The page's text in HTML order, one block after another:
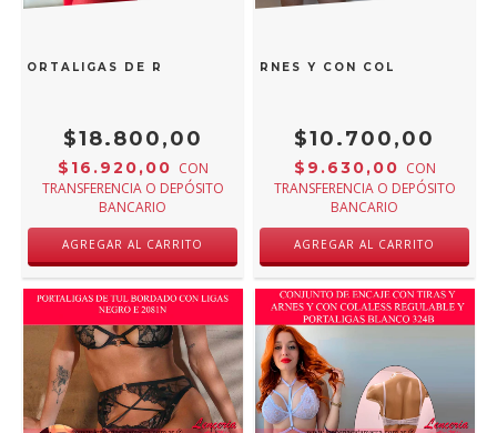
PORTALIGAS DE RASO ROJO TU
$18.800,00
$16.920,00 CON
TRANSFERENCIA O DEPÓSITO
BANCARIO
AGREGAR AL CARRITO
DE ENCAJE, TIRAS Y ARNES Y CON COLALESS
$10.700,00
$9.630,00 CON
TRANSFERENCIA O DEPÓSITO
BANCARIO
AGREGAR AL CARRITO